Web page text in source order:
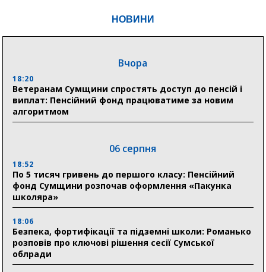
НОВИНИ
Вчора
18:20
Ветеранам Сумщини спростять доступ до пенсій і
виплат: Пенсійний фонд працюватиме за новим
алгоритмом
06 серпня
18:52
По 5 тисяч гривень до першого класу: Пенсійний
фонд Сумщини розпочав оформлення «Пакунка
школяра»
18:06
Безпека, фортифікації та підземні школи: Романько
розповів про ключові рішення сесії Сумської
облради